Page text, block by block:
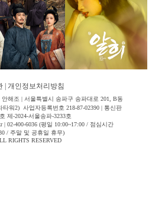
개인정보처리방침
해조 | 서울특별시 송파구 송파대로 201, B동
타워2) 사업자등록번호 218-87-02390 | 통신판
제-2024-서울송파-3233호
| 02-400-6036 (평일 10:00~17:00 / 점심시간
/ 주말 및 공휴일 휴무)
RIGHTS RESERVED